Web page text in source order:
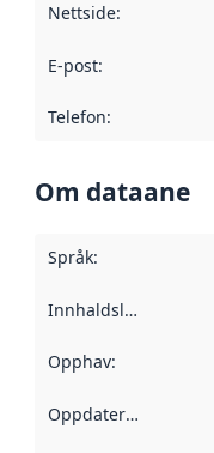
Nettside:
E-post:
Telefon:
Om dataane
Språk:
Innhaldsleverandørar
Opphav:
Oppdateringsfrekvens